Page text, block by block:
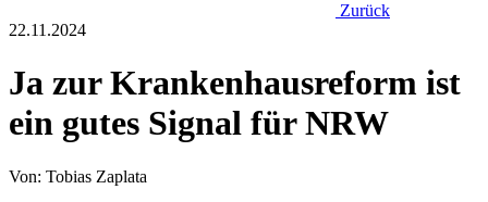
Zurück
22.11.2024
Ja zur Krankenhausreform ist
ein gutes Signal für NRW
Von: Tobias Zaplata